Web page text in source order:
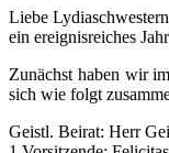
Liebe
ein ereignisreiches
Zunächst haben wir
sich wie folgt
Geistl. Beirat: Herr